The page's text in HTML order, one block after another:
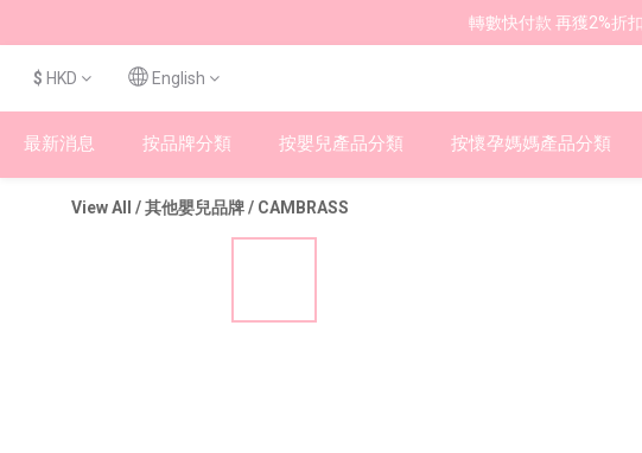
轉數快付款 再獲2%折
$ HKD English
最新消息 按品牌分類 按嬰兒產品分類 按懷孕媽媽產品分類
View All /其他嬰兒品牌/ CAMBRASS